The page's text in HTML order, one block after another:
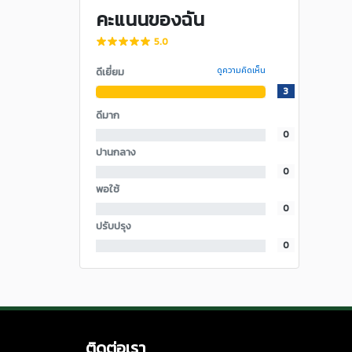
คะแนนของฉัน
5.0
ดีเยี่ยม ดูความคิดเห็น
3
ดีมาก
0
ปานกลาง
0
พอใช้
0
ปรับปรุง
0